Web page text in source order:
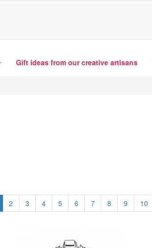
Gift ideas from our creative artisans
2 3 4 5 6 7 8 9 10